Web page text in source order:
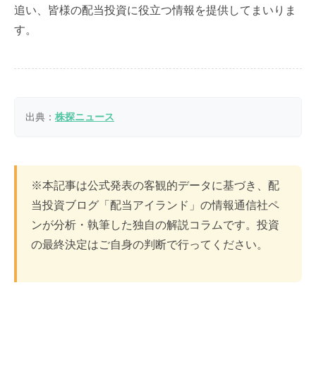
追い、皆様の配当投資に役立つ情報を提供してまいりま
す。
出典： 株探ニュース
※本記事は公式発表の客観的データに基づき、配
当投資ブログ「配当アイランド」の情報通信社ペ
ンが分析・執筆した独自の解説コラムです。投資
の最終決定はご自身の判断で行ってください。